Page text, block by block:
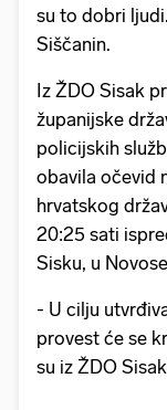
su to dobri
Siščanin.
Iz ŽDO Sisak
županijske
policijskih
obavila očevid
hrvatskog
20:25 sati
Sisku, u
- U cilju
provest će se
su iz ŽDO